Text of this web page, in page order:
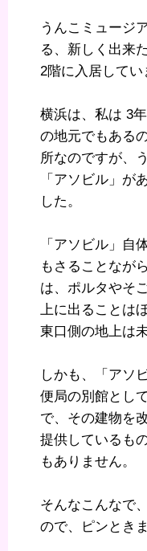
うんこミュージ
る、新しく出来
2階に入居してい
横浜は、私は 3
の地元でもある
所なのですが、
「アソビル」が
した。
「アソビル」自
もさることなが
は、ポルタやそ
上に出ることは
東口側の地上は
しかも、「アソ
便局の別館とし
で、その建物を
提供しているも
もありません。
そんなこんなで
ので、ピンとき